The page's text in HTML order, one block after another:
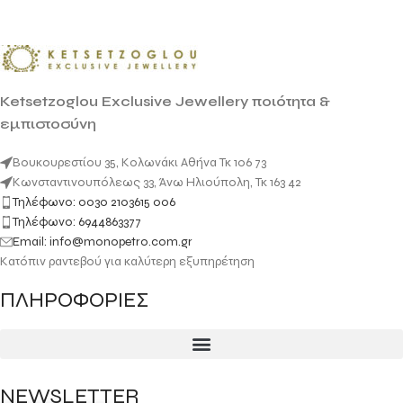
Ketsetzoglou Exclusive Jewellery ποιότητα &
εμπιστοσύνη
Βουκουρεστίου 35, Κολωνάκι Αθήνα Τκ 106 73
Κωνσταντινουπόλεως 33, Άνω Ηλιούπολη, Τκ 163 42
Τηλέφωνο: 0030 2103615 006
Τηλέφωνο: 6944863377
Email: info@monopetro.com.gr
Κατόπιν ραντεβού για καλύτερη εξυπηρέτηση
ΠΛΗΡΟΦΟΡΙΕΣ
NEWSLETTER